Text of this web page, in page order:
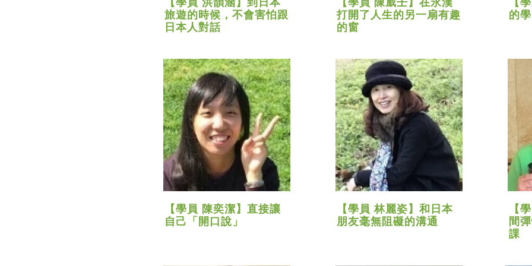
【學員 洪韻涵】到日本
旅遊的時候，不會害怕跟
日本人對話
【學員 陳威壬】在永漢
打開了人生的另一扇有趣
的窗
【
的
【學員 陳奕潔】直接讓
自己「開口說」
【學員 林麗姿】和日本
朋友毫無阻礙的溝通
【
間
課